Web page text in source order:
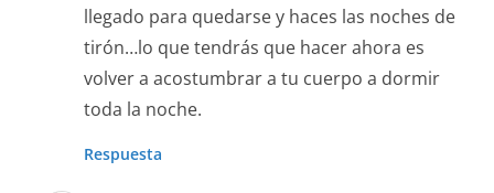
llegado para quedarse y haces las noches de
tirón…lo que tendrás que hacer ahora es
volver a acostumbrar a tu cuerpo a dormir
toda la noche.
Respuesta